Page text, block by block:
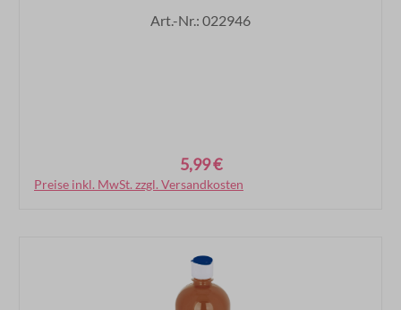
Art.-Nr.: 022946
5,99 €
Preise inkl. MwSt. zzgl. Versandkosten
In den Warenkorb